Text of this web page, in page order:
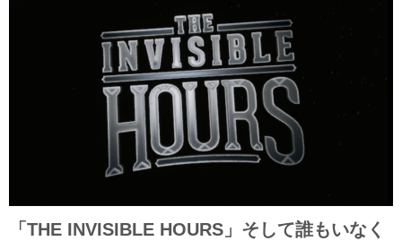
「THE INVISIBLE HOURS」そして誰もいなく